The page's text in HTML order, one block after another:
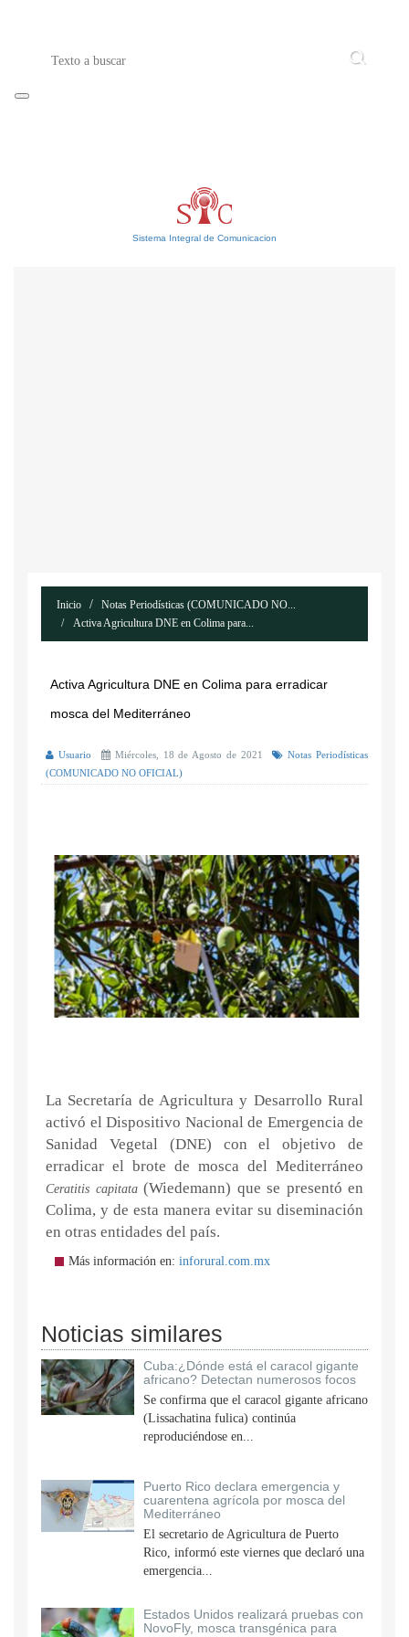
Sistema Integral de Comunicacion
Inicio
Notas Periodísticas (COMUNICADO NO...
Activa Agricultura DNE en Colima para...
Activa Agricultura DNE en Colima para erradicar
mosca del Mediterráneo
Usuario Miércoles, 18 de Agosto de 2021
Notas Periodísticas
(COMUNICADO NO OFICIAL)
La Secretaría de Agricultura y Desarrollo Rural
activó el Dispositivo Nacional de Emergencia de
Sanidad Vegetal (DNE) con el objetivo de
erradicar el brote de mosca del Mediterráneo
Ceratitis capitata(Wiedemann) que se presentó en
Colima, y de esta manera evitar su diseminación
en otras entidades del país.
Más información en: inforural.com.mx
Noticias similares
Cuba:¿Dónde está el caracol gigante
africano? Detectan numerosos focos
Se confirma que el caracol gigante africano
(Lissachatina fulica) continúa
reproduciéndose en...
Puerto Rico declara emergencia y
cuarentena agrícola por mosca del
Mediterráneo
El secretario de Agricultura de Puerto
Rico, informó este viernes que declaró una
emergencia...
Estados Unidos realizará pruebas con
NovoFly, mosca transgénica para